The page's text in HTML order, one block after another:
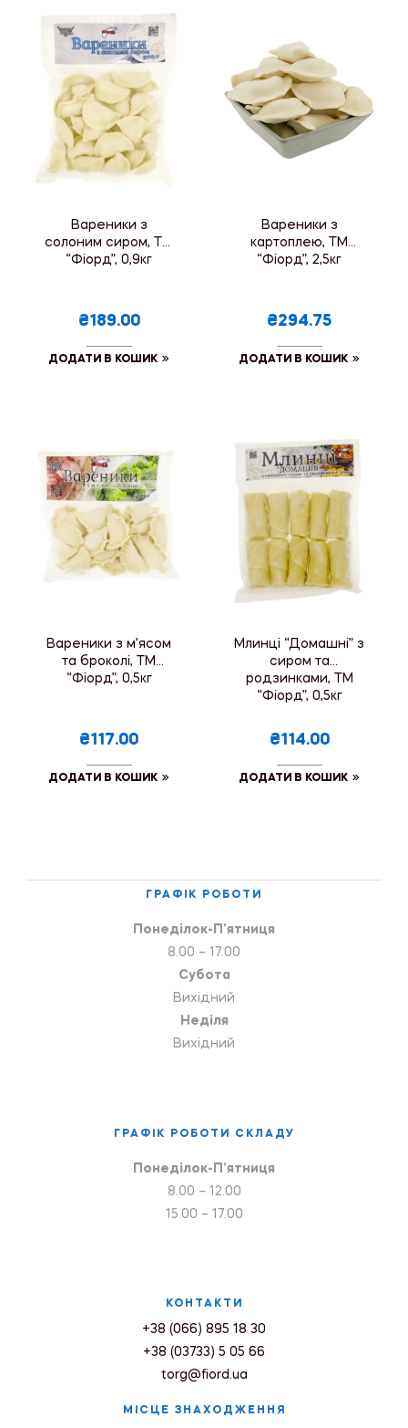
Вареники з
солоним сиром, ТМ
“Фіорд”, 0,9кг
₴189.00
ДОДАТИ В КОШИК
Вареники з
картоплею, ТМ
“Фіорд”, 2,5кг
₴294.75
ДОДАТИ В КОШИК
Вареники з м’ясом
та броколі, ТМ
“Фіорд”, 0,5кг
₴117.00
ДОДАТИ В КОШИК
Млинці “Домашні” з
сиром та
родзинками, ТМ
“Фіорд”, 0,5кг
₴114.00
ДОДАТИ В КОШИК
ГРАФІК РОБОТИ
Понеділок-П’ятниця
8.00 – 17.00
Субота
Вихідний
Неділя
Вихідний
ГРАФІК РОБОТИ СКЛАДУ
Понеділок-П’ятниця
8.00 – 12.00
15.00 – 17.00
КОНТАКТИ
+38 (066) 895 18 30
+38 (03733) 5 05 66
torg@fiord.ua
МІСЦЕ ЗНАХОДЖЕННЯ